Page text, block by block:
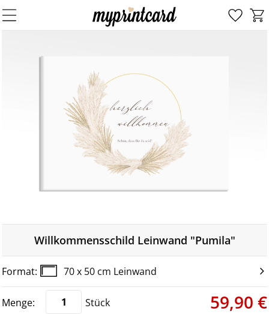
Willkommensschild Leinwand "Pumila"
70 x 50 cm Leinwand
Stück 59,90 €